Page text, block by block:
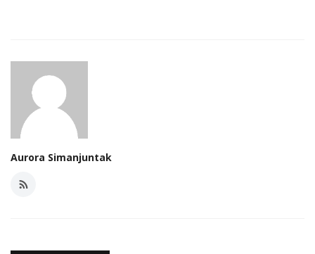
Aurora Simanjuntak